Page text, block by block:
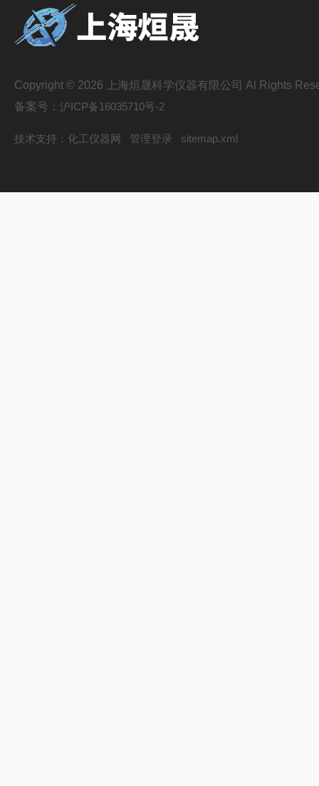
Copyright © 2026 上海烜晟科学仪器有限公司 Al Rights
备案号： 沪ICP备16035710号-2
技术支持： 化工仪器网 管理登录 sitemap.xml